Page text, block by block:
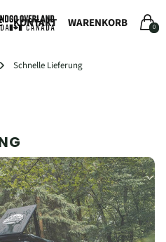
KONTAKT WARENKORB 0
Schnelle Lieferung